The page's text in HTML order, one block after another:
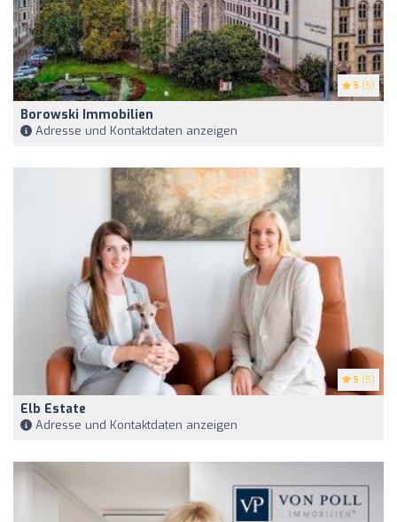
5 (5)
Borowski Immobilien
Adresse und Kontaktdaten anzeigen
5 (5)
Elb Estate
Adresse und Kontaktdaten anzeigen